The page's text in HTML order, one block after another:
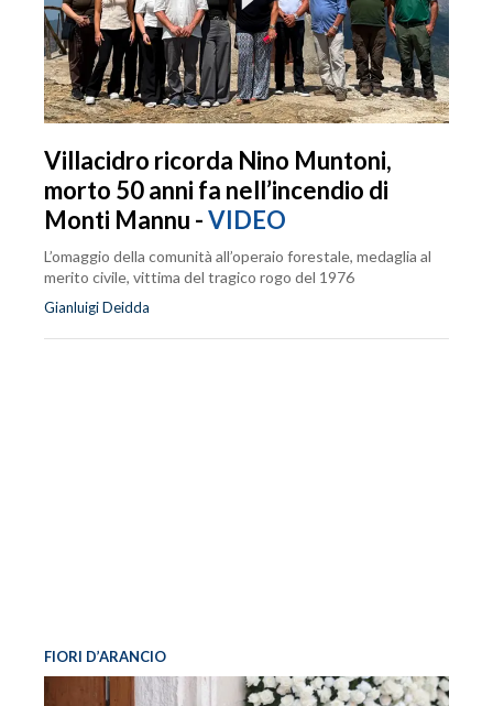
Villacidro ricorda Nino Muntoni,
morto 50 anni fa nell’incendio di
Monti Mannu -VIDEO
L’omaggio della comunità all’operaio forestale, medaglia al
merito civile, vittima del tragico rogo del 1976
Gianluigi Deidda
FIORI D’ARANCIO